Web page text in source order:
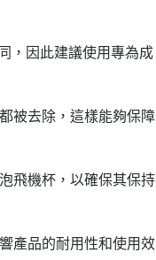
，因此建議使用專為成
被去除，這樣能夠保障
飛機杯，以確保其保持
產品的耐用性和使用效